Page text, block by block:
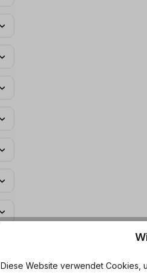
Diese Website verwendet Cookies,